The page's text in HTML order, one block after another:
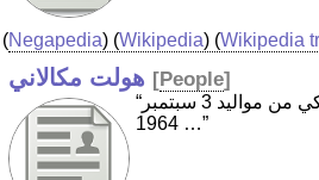
(Negapedia) (Wikipedia) (Wikipedia
هولت مكالاني [People]
“هولت مكالاني ‏ ممثل أمريكي من مواليد 3 سبتمبر
1964 …”